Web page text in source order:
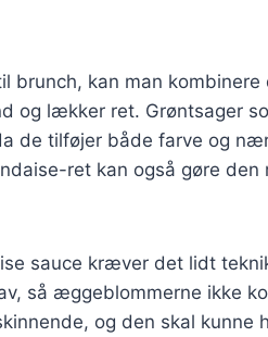
brunch, kan man
og lækker ret. Grøntsager
de tilføjer både farve og
ret kan også gøre
sauce kræver det lidt
så æggeblommerne ikke
og den skal kunne